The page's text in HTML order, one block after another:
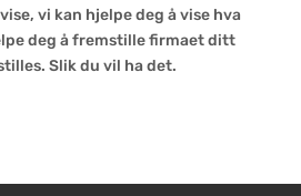
vi kan hjelpe deg å vise hva
deg å fremstille firmaet ditt
Slik du vil ha det.